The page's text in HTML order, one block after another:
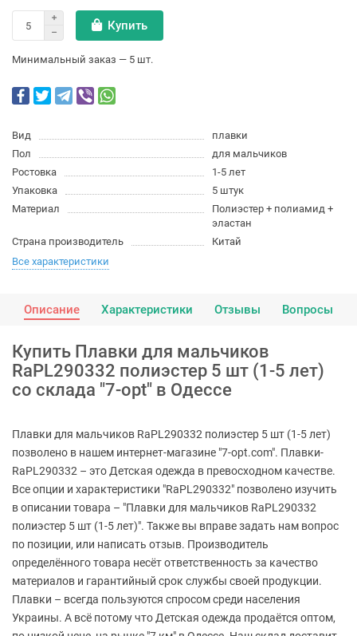
Купить
Минимальный заказ — 5 шт.
Вид
плавки
Пол
для мальчиков
Ростовка
1-5 лет
Упаковка
5 штук
Материал
Полиэстер + полиамид +
эластан
Страна производитель
Китай
Все характеристики
Описание Характеристики Отзывы Вопросы
Купить Плавки для мальчиков
RaPL290332 полиэстер 5 шт (1-5 лет)
со склада "7-opt" в Одессе
Плавки для мальчиков RaPL290332 полиэстер 5 шт (1-5 лет)
позволено в нашем интернет-магазине "7-opt.com". Плавки-
RaPL290332 – это Детская одежда в превосходном качестве.
Все опции и характеристики "RaPL290332" позволено изучить
в описании товара – "Плавки для мальчиков RaPL290332
полиэстер 5 шт (1-5 лет)". Также вы вправе задать нам вопрос
по позиции, или написать отзыв. Производитель
определённого товара несёт ответственность за качество
материалов и гарантийный срок службы своей продукции.
Плавки – всегда пользуются спросом среди населения
Украины. А всё потому что Детская одежда продаётся оптом,